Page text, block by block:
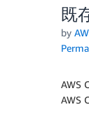
既
by
AWS
AWS